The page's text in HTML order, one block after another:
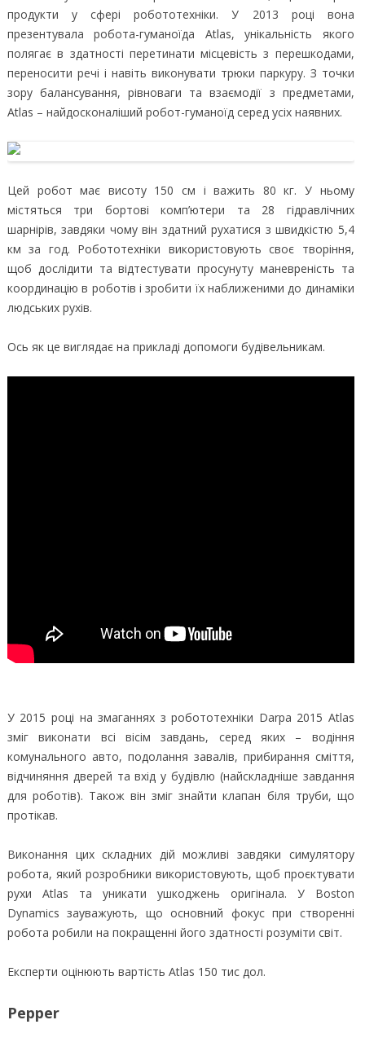
продукти у сфері робототехніки. У 2013 році вона
презентувала робота-гуманоїда Atlas, унікальність якого
полягає в здатності перетинати місцевість з перешкодами,
переносити речі і навіть виконувати трюки паркуру. З точки
зору балансування, рівноваги та взаємодії з предметами,
Atlas – найдосконаліший робот-гуманоїд серед усіх наявних.
Цей робот має висоту 150 см і важить 80 кг. У ньому
містяться три бортові комп’ютери та 28 гідравлічних
шарнірів, завдяки чому він здатний рухатися з швидкістю 5,4
км за год. Робототехніки використовують своє творіння,
щоб дослідити та відтестувати просунуту маневреність та
координацію в роботів і зробити їх наближеними до динаміки
людських рухів.
Ось як це виглядає на прикладі допомоги будівельникам.
У 2015 році на змаганнях з робототехніки Darpa 2015 Atlas
зміг виконати всі вісім завдань, серед яких – водіння
комунального авто, подолання завалів, прибирання сміття,
відчиняння дверей та вхід у будівлю (найскладніше завдання
для роботів). Також він зміг знайти клапан біля труби, що
протікав.
Виконання цих складних дій можливі завдяки симулятору
робота, який розробники використовують, щоб проєктувати
рухи Atlas та уникати ушкоджень оригінала. У Boston
Dynamics зауважують, що основний фокус при створенні
робота робили на покращенні його здатності розуміти світ.
Експерти оцінюють вартість Atlas 150 тис дол.
Pepper